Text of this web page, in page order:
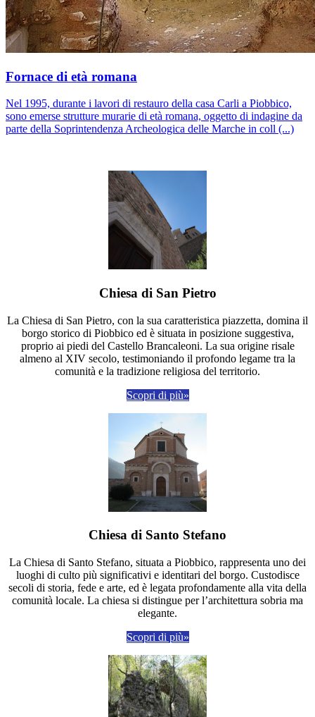
Fornace di età romana
Nel 1995, durante i lavori di restauro della casa Carli a Piobbico,
sono emerse strutture murarie di età romana, oggetto di indagine da
parte della Soprintendenza Archeologica delle Marche in coll (...)
Chiesa di San Pietro
La Chiesa di San Pietro, con la sua caratteristica piazzetta, domina il
borgo storico di Piobbico ed è situata in posizione suggestiva,
proprio ai piedi del Castello Brancaleoni. La sua origine risale
almeno al XIV secolo, testimoniando il profondo legame tra la
comunità e la tradizione religiosa del territorio.
Scopri di più»
Chiesa di Santo Stefano
La Chiesa di Santo Stefano, situata a Piobbico, rappresenta uno dei
luoghi di culto più significativi e identitari del borgo. Custodisce
secoli di storia, fede e arte, ed è legata profondamente alla vita della
comunità locale. La chiesa si distingue per l’architettura sobria ma
elegante.
Scopri di più»